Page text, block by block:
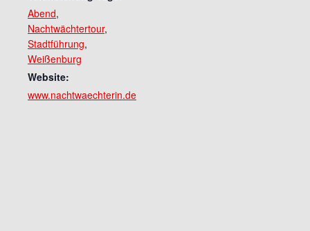
Abend,
Nachtwächtertour,
Stadtführung,
Weißenburg
Website:
www.nachtwaechterin.de